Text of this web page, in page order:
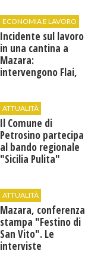
ECONOMIA E LAVORO
Incidente sul lavoro
in una cantina a
Mazara:
intervengono Flai,
ATTUALITÀ
​Il Comune di
Petrosino partecipa
al bando regionale
"Sicilia Pulita"
ATTUALITÀ
Mazara, conferenza
stampa "Festino di
San Vito". Le
interviste